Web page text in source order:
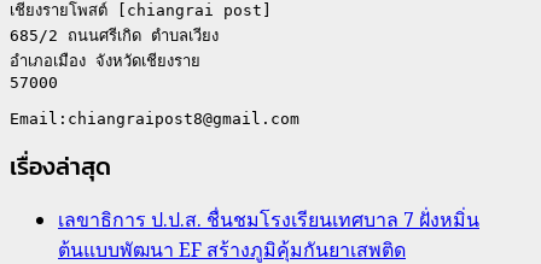
เชียงรายโพสต์ [chiangrai post]
685/2 ถนนศรีเกิด ตำบลเวียง
อำเภอเมือง จังหวัดเชียงราย
57000
เรื่องล่าสุด
เลขาธิการ ป.ป.ส. ชื่นชมโรงเรียนเทศบาล 7 ฝั่งหมิ่น
ต้นแบบพัฒนา EF สร้างภูมิคุ้มกันยาเสพติด